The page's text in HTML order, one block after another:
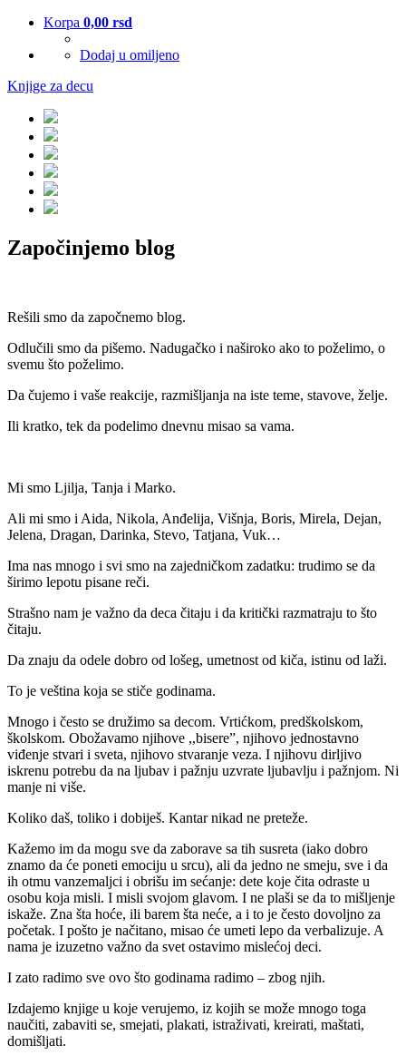
Korpa 0,00 rsd
Dodaj u omiljeno
Knjige za decu
Započinjemo blog
Rešili smo da započnemo blog.
Odlučili smo da pišemo. Nadugačko i naširoko ako to poželimo, o
svemu što poželimo.
Da čujemo i vaše reakcije, razmišljanja na iste teme, stavove, želje.
Ili kratko, tek da podelimo dnevnu misao sa vama.
Mi smo Ljilja, Tanja i Marko.
Ali mi smo i Aida, Nikola, Anđelija, Višnja, Boris, Mirela, Dejan,
Jelena, Dragan, Darinka, Stevo, Tatjana, Vuk…
Ima nas mnogo i svi smo na zajedničkom zadatku: trudimo se da
širimo lepotu pisane reči.
Strašno nam je važno da deca čitaju i da kritički razmatraju to što
čitaju.
Da znaju da odele dobro od lošeg, umetnost od kiča, istinu od laži.
To je veština koja se stiče godinama.
Mnogo i često se družimo sa decom. Vrtićkom, predškolskom,
školskom. Obožavamo njihove ,,bisere”, njihovo jednostavno
viđenje stvari i sveta, njihovo stvaranje veza. I njihovu dirljivo
iskrenu potrebu da na ljubav i pažnju uzvrate ljubavlju i pažnjom. Ni
manje ni više.
Koliko daš, toliko i dobiješ. Kantar nikad ne preteže.
Kažemo im da mogu sve da zaborave sa tih susreta (iako dobro
znamo da će poneti emociju u srcu), ali da jedno ne smeju, sve i da
ih otmu vanzemaljci i obrišu im sećanje: dete koje čita odraste u
osobu koja misli. I misli svojom glavom. I ne plaši se da to mišljenje
iskaže. Zna šta hoće, ili barem šta neće, a i to je često dovoljno za
početak. I pošto je načitano, misao će umeti lepo da verbalizuje. A
nama je izuzetno važno da svet ostavimo mislećoj deci.
I zato radimo sve ovo što godinama radimo – zbog njih.
Izdajemo knjige u koje verujemo, iz kojih se može mnogo toga
naučiti, zabaviti se, smejati, plakati, istraživati, kreirati, maštati,
domišljati.